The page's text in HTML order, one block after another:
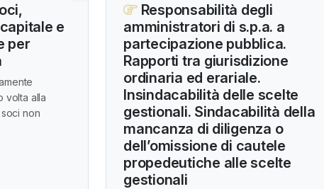
e
per
volta alla
non
Responsabilità degli
amministratori di s.p.a. a
partecipazione pubblica.
Rapporti tra giurisdizione
ordinaria ed erariale.
Insindacabilità delle scelte
gestionali. Sindacabilità della
mancanza di diligenza o
dell’omissione di cautele
propedeutiche alle scelte
gestionali